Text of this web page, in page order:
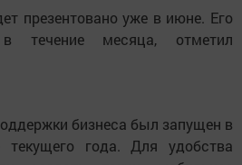
презентовано уже в июне. Его
течение месяца, отметил
бизнеса был запущен в
текущего года. Для удобства